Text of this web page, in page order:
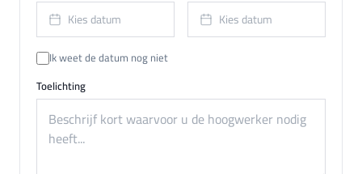
Kies datum Kies datum
Ik weet de datum nog niet
Toelichting